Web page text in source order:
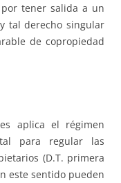
tener salida a un
tal derecho singular
de copropiedad
aplica el régimen
para regular las
(D.T. primera
este sentido pueden